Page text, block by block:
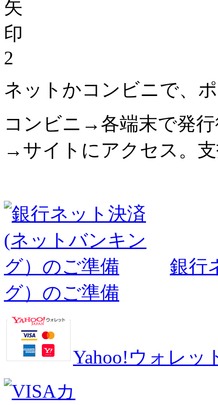
2
ネットかコンビニで、
コンビニ→各端末で発
→サイトにアクセス。
銀行
グ）のご準備
Yahoo!ウォレッ